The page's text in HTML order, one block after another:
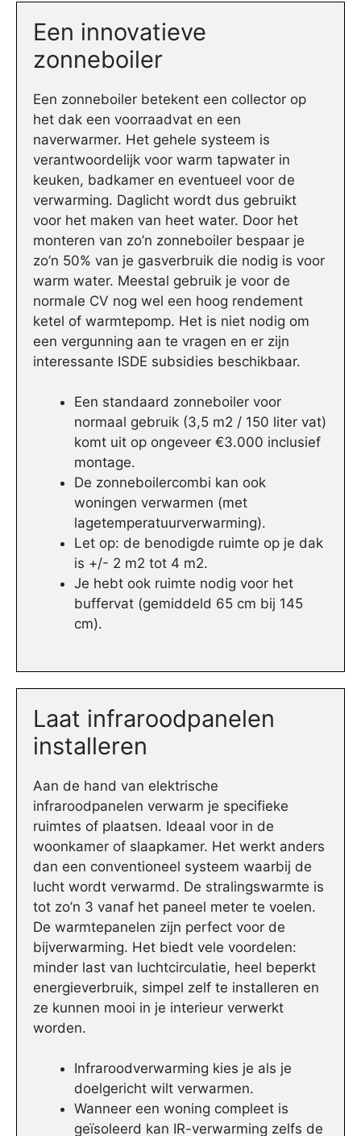
Een innovatieve
zonneboiler
Een zonneboiler betekent een collector op
het dak een voorraadvat en een
naverwarmer. Het gehele systeem is
verantwoordelijk voor warm tapwater in
keuken, badkamer en eventueel voor de
verwarming. Daglicht wordt dus gebruikt
voor het maken van heet water. Door het
monteren van zo’n zonneboiler bespaar je
zo’n 50% van je gasverbruik die nodig is voor
warm water. Meestal gebruik je voor de
normale CV nog wel een hoog rendement
ketel of warmtepomp. Het is niet nodig om
een vergunning aan te vragen en er zijn
interessante ISDE subsidies beschikbaar.
Een standaard zonneboiler voor
normaal gebruik (3,5 m2 / 150 liter vat)
komt uit op ongeveer €3.000 inclusief
montage.
De zonneboilercombi kan ook
woningen verwarmen (met
lagetemperatuurverwarming).
Let op: de benodigde ruimte op je dak
is +/- 2 m2 tot 4 m2.
Je hebt ook ruimte nodig voor het
buffervat (gemiddeld 65 cm bij 145
cm).
Laat infraroodpanelen
installeren
Aan de hand van elektrische
infraroodpanelen verwarm je specifieke
ruimtes of plaatsen. Ideaal voor in de
woonkamer of slaapkamer. Het werkt anders
dan een conventioneel systeem waarbij de
lucht wordt verwarmd. De stralingswarmte is
tot zo’n 3 vanaf het paneel meter te voelen.
De warmtepanelen zijn perfect voor de
bijverwarming. Het biedt vele voordelen:
minder last van luchtcirculatie, heel beperkt
energieverbruik, simpel zelf te installeren en
ze kunnen mooi in je interieur verwerkt
worden.
Infraroodverwarming kies je als je
doelgericht wilt verwarmen.
Wanneer een woning compleet is
geïsoleerd kan IR-verwarming zelfs de